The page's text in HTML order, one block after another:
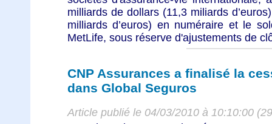
milliards de dollars (11,3 miliards
milliards d’euros) en numéraire et le
MetLife, sous réserve d'ajustements de
CNP Assurances a finalisé la
dans Global Seguros
Article publié le 04/03/2010 à 10:10:00